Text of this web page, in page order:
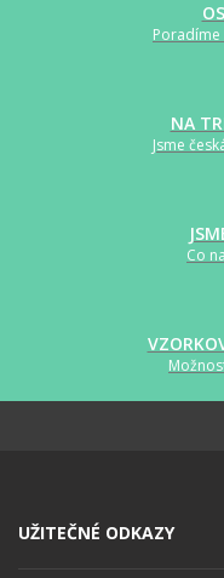
NA
Jsme
Co
UŽITEČNÉ ODKAZY